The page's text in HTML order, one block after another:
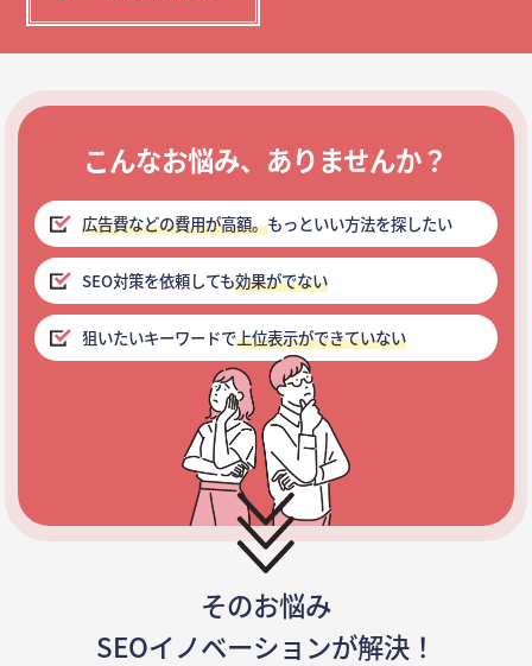
こんなお悩み、ありませんか？
広告費などの費用が高額。もっといい方法を探したい
SEO対策を依頼しても効果がでない
狙いたいキーワードで上位表示ができていない
そのお悩み
SEOイノベーションが解決！